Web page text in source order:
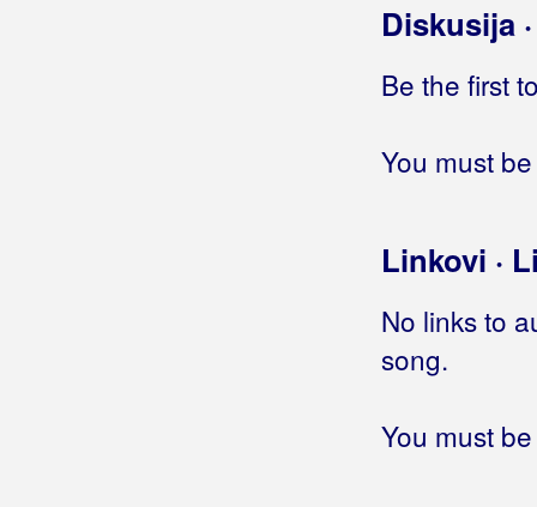
Diskusija
Be the first
You must
Linkovi ·
No links to
song.
You must